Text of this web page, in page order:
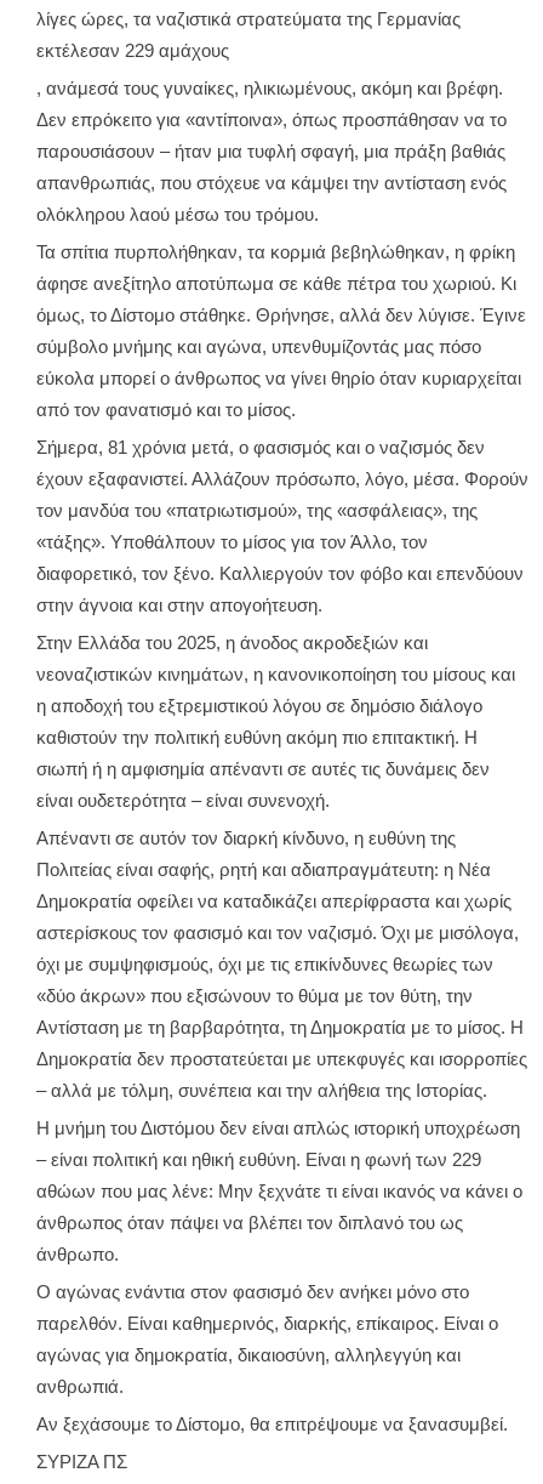
λίγες ώρες, τα ναζιστικά στρατεύματα της Γερμανίας
εκτέλεσαν 229 αμάχους
, ανάμεσά τους γυναίκες, ηλικιωμένους, ακόμη και βρέφη.
Δεν επρόκειτο για «αντίποινα», όπως προσπάθησαν να το
παρουσιάσουν – ήταν μια τυφλή σφαγή, μια πράξη βαθιάς
απανθρωπιάς, που στόχευε να κάμψει την αντίσταση ενός
ολόκληρου λαού μέσω του τρόμου.
Τα σπίτια πυρπολήθηκαν, τα κορμιά βεβηλώθηκαν, η φρίκη
άφησε ανεξίτηλο αποτύπωμα σε κάθε πέτρα του χωριού. Κι
όμως, το Δίστομο στάθηκε. Θρήνησε, αλλά δεν λύγισε. Έγινε
σύμβολο μνήμης και αγώνα, υπενθυμίζοντάς μας πόσο
εύκολα μπορεί ο άνθρωπος να γίνει θηρίο όταν κυριαρχείται
από τον φανατισμό και το μίσος.
Σήμερα, 81 χρόνια μετά, ο φασισμός και ο ναζισμός δεν
έχουν εξαφανιστεί. Αλλάζουν πρόσωπο, λόγο, μέσα. Φορούν
τον μανδύα του «πατριωτισμού», της «ασφάλειας», της
«τάξης». Υποθάλπουν το μίσος για τον Άλλο, τον
διαφορετικό, τον ξένο. Καλλιεργούν τον φόβο και επενδύουν
στην άγνοια και στην απογοήτευση.
Στην Ελλάδα του 2025, η άνοδος ακροδεξιών και
νεοναζιστικών κινημάτων, η κανονικοποίηση του μίσους και
η αποδοχή του εξτρεμιστικού λόγου σε δημόσιο διάλογο
καθιστούν την πολιτική ευθύνη ακόμη πιο επιτακτική. Η
σιωπή ή η αμφισημία απέναντι σε αυτές τις δυνάμεις δεν
είναι ουδετερότητα – είναι συνενοχή.
Απέναντι σε αυτόν τον διαρκή κίνδυνο, η ευθύνη της
Πολιτείας είναι σαφής, ρητή και αδιαπραγμάτευτη: η Νέα
Δημοκρατία οφείλει να καταδικάζει απερίφραστα και χωρίς
αστερίσκους τον φασισμό και τον ναζισμό. Όχι με μισόλογα,
όχι με συμψηφισμούς, όχι με τις επικίνδυνες θεωρίες των
«δύο άκρων» που εξισώνουν το θύμα με τον θύτη, την
Αντίσταση με τη βαρβαρότητα, τη Δημοκρατία με το μίσος. Η
Δημοκρατία δεν προστατεύεται με υπεκφυγές και ισορροπίες
– αλλά με τόλμη, συνέπεια και την αλήθεια της Ιστορίας.
Η μνήμη του Διστόμου δεν είναι απλώς ιστορική υποχρέωση
– είναι πολιτική και ηθική ευθύνη. Είναι η φωνή των 229
αθώων που μας λένε: Μην ξεχνάτε τι είναι ικανός να κάνει ο
άνθρωπος όταν πάψει να βλέπει τον διπλανό του ως
άνθρωπο.
Ο αγώνας ενάντια στον φασισμό δεν ανήκει μόνο στο
παρελθόν. Είναι καθημερινός, διαρκής, επίκαιρος. Είναι ο
αγώνας για δημοκρατία, δικαιοσύνη, αλληλεγγύη και
ανθρωπιά.
Αν ξεχάσουμε το Δίστομο, θα επιτρέψουμε να ξανασυμβεί.
ΣΥΡΙΖΑ ΠΣ